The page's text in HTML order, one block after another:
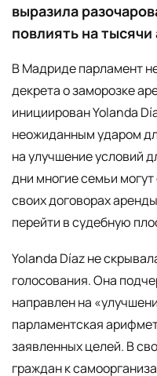
выразила
повлиять на
В Мадриде парламент
декрета о заморозке
инициирован Yolanda
неожиданным ударом
на улучшение условий
дни многие семьи
своих договорах
перейти в судебную
Yolanda Díaz не
голосования. Она
направлен на
парламентская
заявленных целей. В
граждан к